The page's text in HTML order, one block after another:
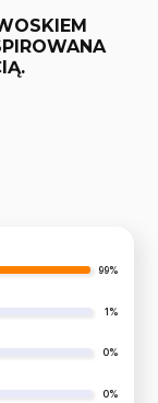
99%
1%
0%
0%